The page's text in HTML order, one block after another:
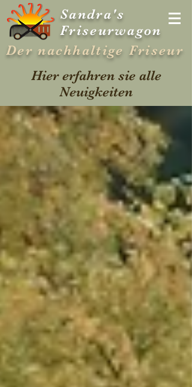
Sandra's
Friseurwagon
Der nachhaltige Friseur
Hier erfahren sie alle
Neuigkeiten